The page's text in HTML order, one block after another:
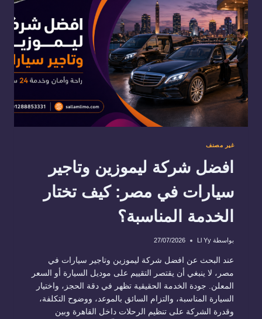
مصر
غير مصنف
افضل شركة ليموزين وتاجير
سيارات في مصر: كيف تختار
الخدمة المناسبة؟
بواسطة Ll Yy
27/07/2026
عند البحث عن افضل شركة ليموزين وتاجير سيارات في
مصر، لا ينبغي أن يقتصر التقييم على موديل السيارة أو السعر
المعلن. جودة الخدمة الحقيقية تظهر في دقة الحجز، واختيار
السيارة المناسبة، والتزام السائق بالموعد، ووضوح التكلفة،
وقدرة الشركة على تنظيم الرحلات داخل القاهرة وبين